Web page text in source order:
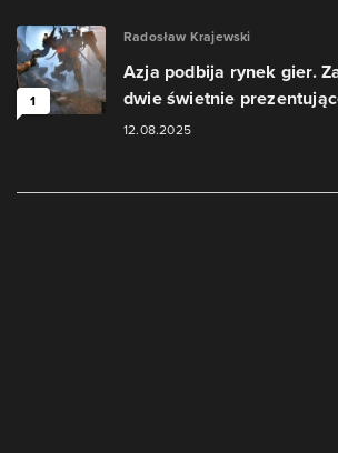
1
Radosław Krajewski
Azja podbija rynek gier.
dwie świetnie
12.08.2025